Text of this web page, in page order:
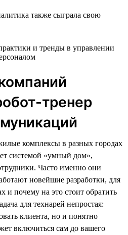
также сыграла свою
тренер
комплексы в разных городах
системой «умный дом»,
Часто именно они
новейшие разработки, для
и почему на это стоит обратить
для технарей непростая:
клиента, но и понятно
включиться сам до вашего